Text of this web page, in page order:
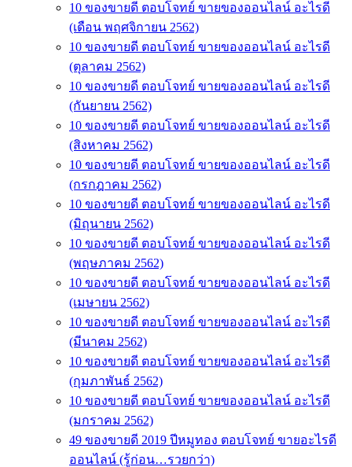
10 ของขายดี ตอบโจทย์ ขายของออนไลน์ อะไรดี
(เดือน พฤศจิกายน 2562)
10 ของขายดี ตอบโจทย์ ขายของออนไลน์ อะไรดี
(ตุลาคม 2562)
10 ของขายดี ตอบโจทย์ ขายของออนไลน์ อะไรดี
(กันยายน 2562)
10 ของขายดี ตอบโจทย์ ขายของออนไลน์ อะไรดี
(สิงหาคม 2562)
10 ของขายดี ตอบโจทย์ ขายของออนไลน์ อะไรดี
(กรกฎาคม 2562)
10 ของขายดี ตอบโจทย์ ขายของออนไลน์ อะไรดี
(มิถุนายน 2562)
10 ของขายดี ตอบโจทย์ ขายของออนไลน์ อะไรดี
(พฤษภาคม 2562)
10 ของขายดี ตอบโจทย์ ขายของออนไลน์ อะไรดี
(เมษายน 2562)
10 ของขายดี ตอบโจทย์ ขายของออนไลน์ อะไรดี
(มีนาคม 2562)
10 ของขายดี ตอบโจทย์ ขายของออนไลน์ อะไรดี
(กุมภาพันธ์ 2562)
10 ของขายดี ตอบโจทย์ ขายของออนไลน์ อะไรดี
(มกราคม 2562)
49 ของขายดี 2019 ปีหมูทอง ตอบโจทย์ ขายอะไรดี
ออนไลน์ (รู้ก่อน…รวยกว่า)